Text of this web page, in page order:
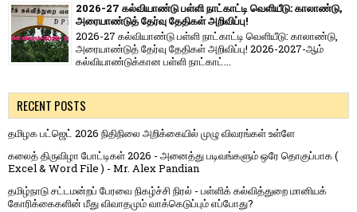
2026-27 கல்வியாண்டு பள்ளி நாட்காட்டி வெளியீடு: காலாண்டு,
அரையாண்டுத் தேர்வு தேதிகள் அறிவிப்பு!
2026-27 கல்வியாண்டு பள்ளி நாட்காட்டி வெளியீடு: காலாண்டு,
அரையாண்டுத் தேர்வு தேதிகள் அறிவிப்பு! 2026-2027-ஆம்
கல்வியாண்டுக்கான பள்ளி நாட்காட்...
RECENT POSTS
தமிழக பட்ஜெட் 2026 நிதிநிலை அறிக்கையில் முழு விவரங்கள் உள்ளே
கலைத் திருவிழா போட்டிகள் 2026 - அனைத்து படிவங்களும் ஒரே தொகுப்பாக (
Excel & Word File ) - Mr. Alex Pandian
தமிழ்நாடு சட்டமன்றப் பேரவை நிகழ்ச்சி நிரல் - பள்ளிக் கல்வித்துறை மானியக்
கோரிக்கைகளின் மீது விவாதமும் வாக்கெடுப்பும் எப்போது?